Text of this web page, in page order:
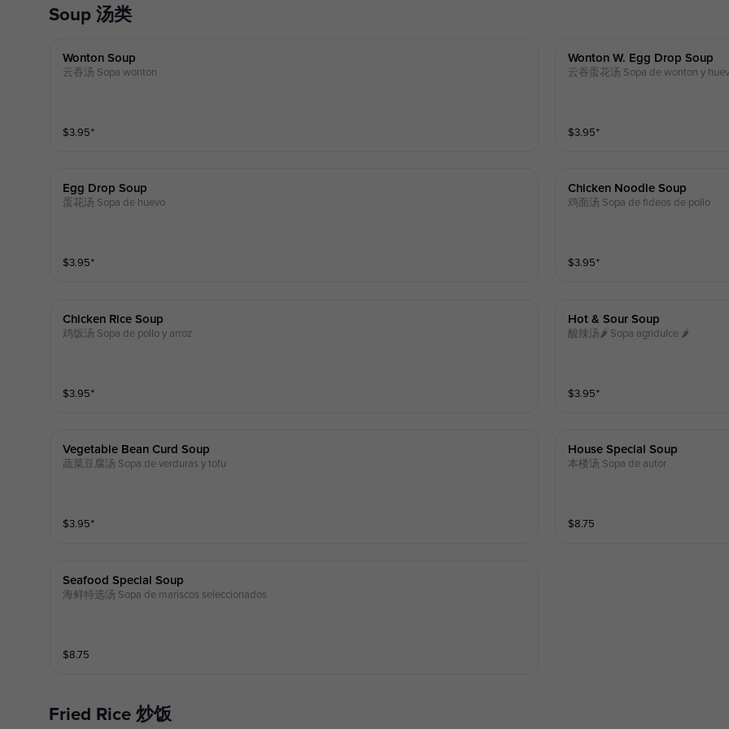
Soup 汤类
Wonton Soup
云吞汤 Sopa wonton
$3.95⁺
Wonton W. Egg Drop Soup
云吞蛋花汤 Sopa de wonton y
$3.95⁺
Egg Drop Soup
蛋花汤 Sopa de huevo
$3.95⁺
Chicken Noodle Soup
鸡面汤 Sopa de fideos de pollo
$3.95⁺
Chicken Rice Soup
鸡饭汤 Sopa de pollo y arroz
$3.95⁺
Hot & Sour Soup
酸辣汤🌶 Sopa agridulce 🌶
$3.95⁺
Vegetable Bean Curd Soup
蔬菜豆腐汤 Sopa de verduras y tofu
$3.95⁺
House Special Soup
本楼汤 Sopa de autor
$8.75
Seafood Special Soup
海鲜特选汤 Sopa de mariscos seleccionados
$8.75
Fried Rice 炒饭